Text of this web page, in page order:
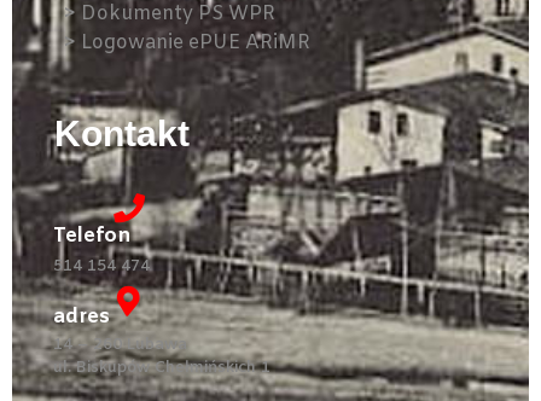
> Dokumenty PS WPR
> Logowanie ePUE ARiMR
Kontakt
Telefon
514 154 474
adres
14 – 260 Lubawa
ul. Biskupów Chełmińskich 1